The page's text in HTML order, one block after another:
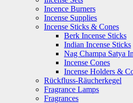
Incence Burners
Incense Supplies
Incense Sticks & Cones
Berk Incense Sticks
Indian Incense Sticks
Nag Champa Satya
Incense Cones
Incense Holders &
Rückfluss-Räucherkegel
Fragrance Lamps
Fragrances